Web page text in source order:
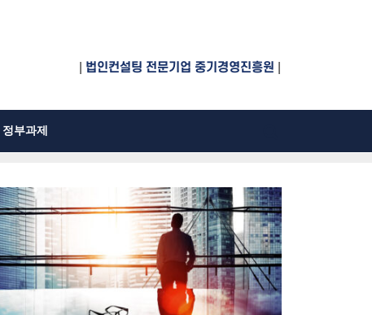
법인컨설팅 전문기업 중기경영진흥원
정부과제